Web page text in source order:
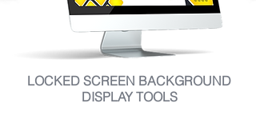
LOCKED SCREEN BACKGROUND
DISPLAY TOOLS